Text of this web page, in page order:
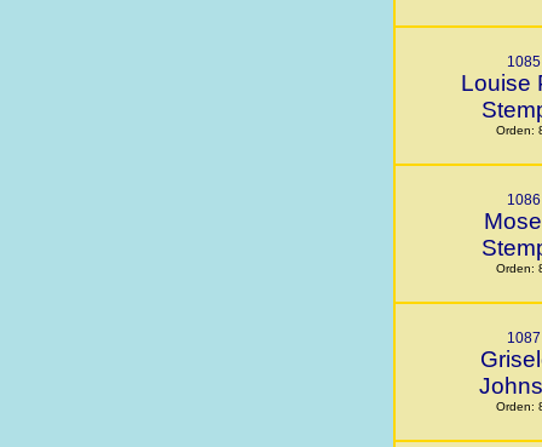
1085
Louise
Orden:
1086
Orden:
1087
Orden: